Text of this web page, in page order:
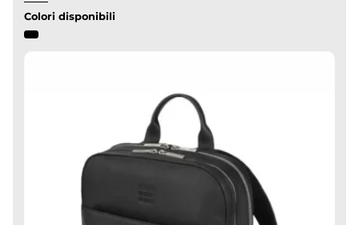
Colori disponibili